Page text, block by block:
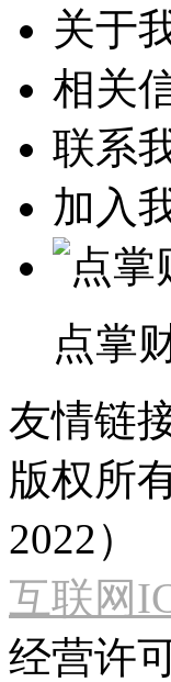
关于
相关
联系
加入
点掌
友情链
版权所
2022）
互联网
经营许